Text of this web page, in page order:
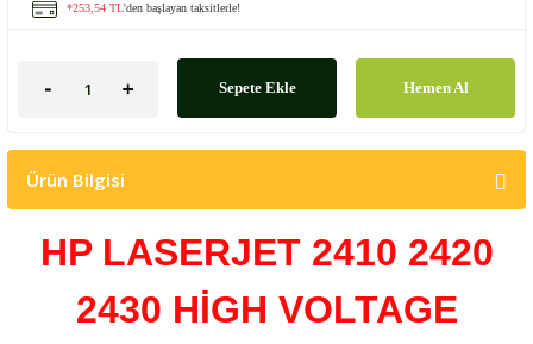
*253,54 TL'den başlayan taksitlerle!
Sepete Ekle Hemen Al
Ürün Bilgisi
HP LASERJET 2410 2420
2430 HİGH VOLTAGE